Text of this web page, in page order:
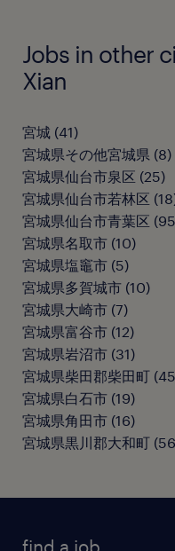
Jobs in other
Xian
宮城 (41)
宮城県その他宮城県 (8)
宮城県仙台市泉区 (25)
宮城県仙台市若林区 (18
宮城県仙台市青葉区 (95
宮城県名取市 (10)
宮城県塩竈市 (5)
宮城県多賀城市 (10)
宮城県大崎市 (7)
宮城県富谷市 (12)
宮城県岩沼市 (31)
宮城県柴田郡柴田町 (45
宮城県白石市 (19)
宮城県角田市 (16)
宮城県黒川郡大和町 (56
find a job